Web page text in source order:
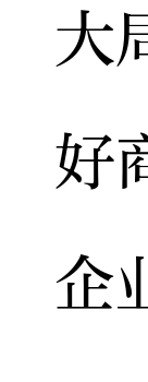
大
好
企